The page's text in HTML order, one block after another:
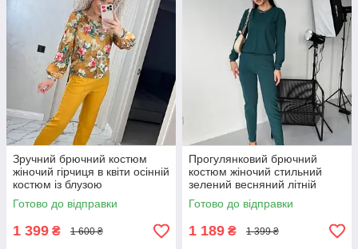
Зручний брючний костюм
жіночий гірчиця в квіти осінній
костюм із блузою
прогулянковий костюм двійка
батальний
Готово до відправки
1 399 ₴ 1 600 ₴
Прогулянковий брючний
костюм жіночий стильний
зелений весняний літній
костюм жіночий трикотажний
костюм двійка
Готово до відправки
1 189 ₴ 1 399 ₴